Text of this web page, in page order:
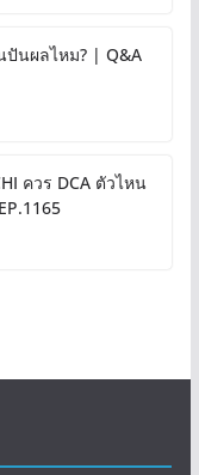
ปันผลไหม? | Q&A
ควร DCA ตัวไหน